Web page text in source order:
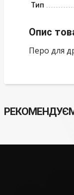
Тип
Опис
Перо для